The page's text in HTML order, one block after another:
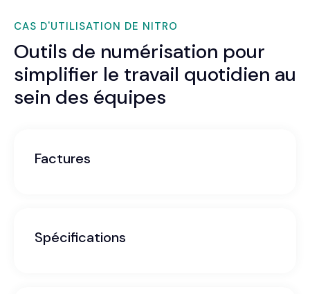
CAS D'UTILISATION DE NITRO
Outils de numérisation pour
simplifier le travail quotidien au
sein des équipes
Factures
Spécifications